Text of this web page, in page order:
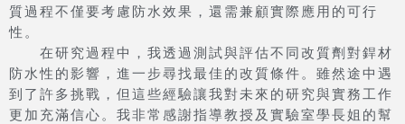
質過程不僅要考慮防水效果，還需兼顧實際應用的可行
性。
在研究過程中，我透過測試與評估不同改質劑對銲材
防水性的影響，進一步尋找最佳的改質條件。雖然途中遇
到了許多挑戰，但這些經驗讓我對未來的研究與實務工作
更加充滿信心。我非常感謝指導教授及實驗室學長姐的幫